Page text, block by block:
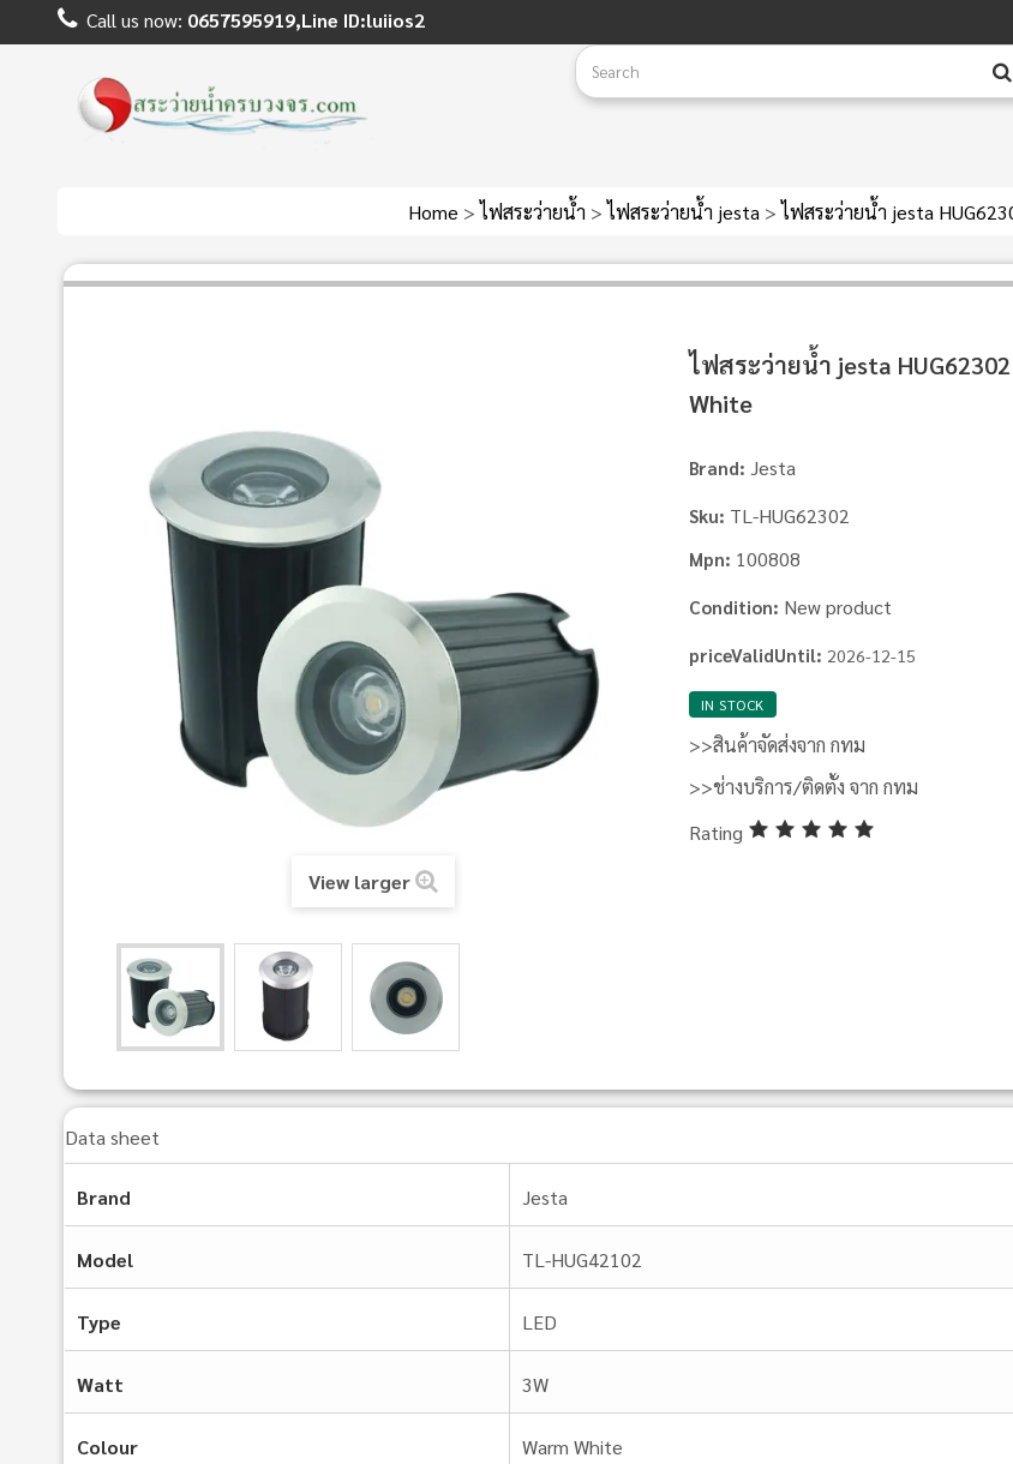
Call us now: 0657595919,Line ID:luiios2
Home > ไฟสระว่ายน้ำ > ไฟสระว่ายน้ำ jesta > ไฟสระว่ายน้ำ jesta
View larger
ไฟสระว่ายน้ำ jesta
White
Brand: Jesta
Sku: TL-HUG62302
Mpn: 100808
Condition: New product
priceValidUntil: 2026-12-15
IN STOCK
>>สินค้าจัดส่งจาก กทม
>>ช่างบริการ/ติดตั้ง จาก กทม
Rating
Data sheet
Brand Jesta
Model TL-HUG42102
Type LED
Watt 3W
Colour Warm White